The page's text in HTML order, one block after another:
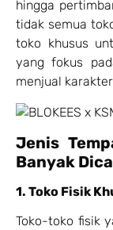
hingga
tidak semua
toko khusus
yang fokus
menjual
Jenis
Banyak
1. Toko Fisik
Toko-toko fisik